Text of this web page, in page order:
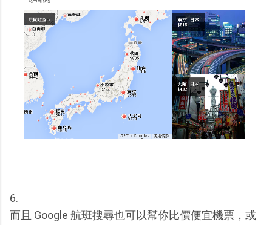
6.
而且 Google 航班搜尋也可以幫你比價便宜機票，或